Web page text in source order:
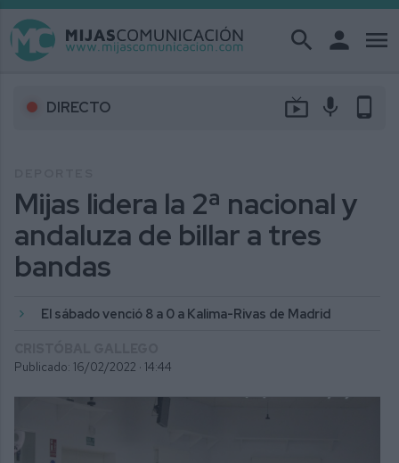
search person menu
DIRECTO live_tv mic phone_android
Mijas lidera la 2ª nacional y
andaluza de billar a tres
bandas
El sábado venció 8 a 0 a Kalima-Rivas de Madrid
Publicado: 16/02/2022 · 14:44